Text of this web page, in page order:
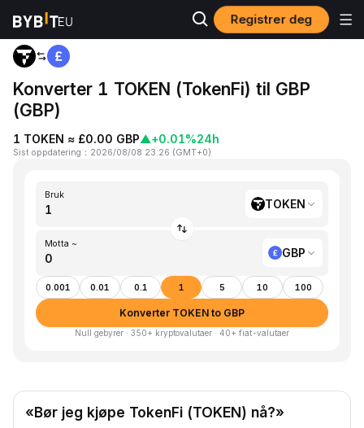
Registrer deg
Hjem TOKEN to GBP
Konverter 1 TOKEN (TokenFi) til GBP
(GBP)
1 TOKEN ≈ £0.00 GBP▲+0.01%24h
Sist oppdatering ： 2026/08/08 23:26 (GMT+0)
Bruk
TOKEN
Motta ~
GBP
0.001 0.01 0.1 1 5 10 100
Konverter TOKEN to GBP
Null gebyrer · 350+ kryptovalutaer · 40+ fiat-valutaer
«Bør jeg kjøpe TokenFi (TOKEN) nå?»